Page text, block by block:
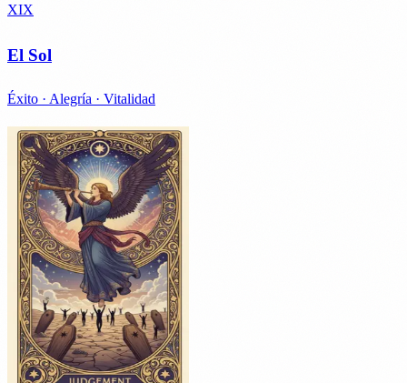
XIX
El Sol
Éxito · Alegría · Vitalidad